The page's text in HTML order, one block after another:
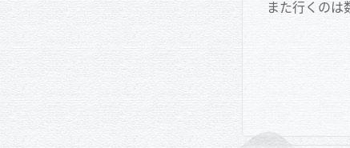
また行くのは